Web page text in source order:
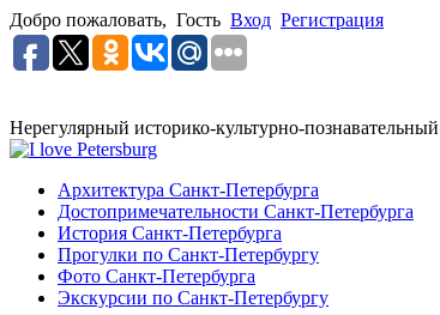
Добро пожаловать, Гость Вход Регистрация
Нерегулярный историко-культурно-
Архитектура Санкт-Петербурга
Достопримечательности Санкт-Петербурга
История Санкт-Петербурга
Прогулки по Санкт-Петербургу
Фото Санкт-Петербурга
Экскурсии по Санкт-Петербургу